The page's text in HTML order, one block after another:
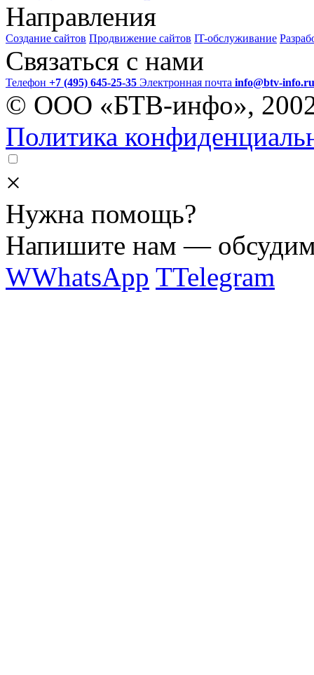
Направления
Создание сайтов Продвижение сайтов IT-обслуживание
Связаться с нами
Телефон +7 (495) 645-25-35 Электронная почта info@btv-info.ru
© ООО «БТВ-инфо»,
Политика
×
Нужна помощь?
Напишите нам —
WWhatsApp TTelegram